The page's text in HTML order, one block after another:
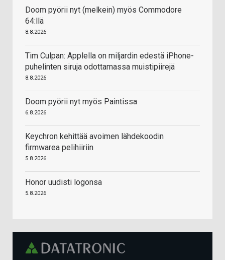
Doom pyörii nyt (melkein) myös Commodore
64:llä
8.8.2026
Tim Culpan: Applella on miljardin edestä iPhone-
puhelinten siruja odottamassa muistipiirejä
8.8.2026
Doom pyörii nyt myös Paintissa
6.8.2026
Keychron kehittää avoimen lähdekoodin
firmwarea pelihiiriin
5.8.2026
Honor uudisti logonsa
5.8.2026